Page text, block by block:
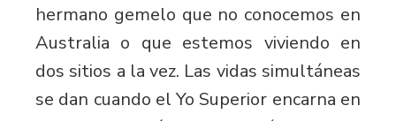
hermano gemelo que no conocemos en
Australia o que estemos viviendo en
dos sitios a la vez. Las vidas simultáneas
se dan cuando el Yo Superior encarna en